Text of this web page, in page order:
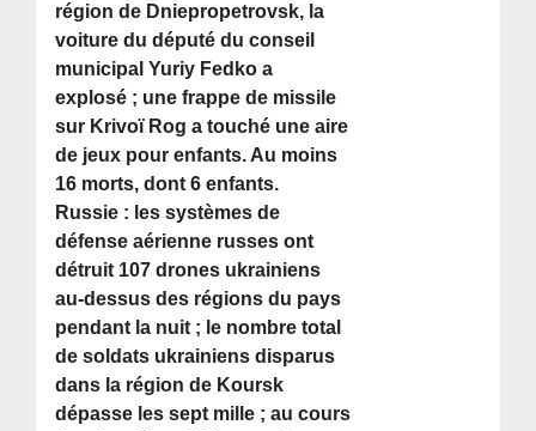
région de Dniepropetrovsk, la
voiture du député du conseil
municipal Yuriy Fedko a
explosé ; une frappe de missile
sur Krivoï Rog a touché une aire
de jeux pour enfants. Au moins
16 morts, dont 6 enfants.
Russie : les systèmes de
défense aérienne russes ont
détruit 107 drones ukrainiens
au-dessus des régions du pays
pendant la nuit ; le nombre total
de soldats ukrainiens disparus
dans la région de Koursk
dépasse les sept mille ; au cours